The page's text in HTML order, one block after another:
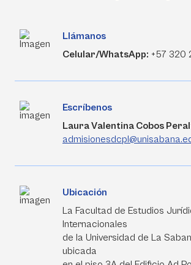
Llámanos
Celular/WhatsApp: +57 320
Escríbenos
Laura Valentina Cobos
Ubicación
La Facultad de Estudios
Internacionales
de la Universidad de La
ubicada